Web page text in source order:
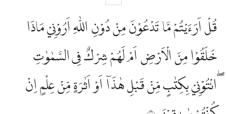
قُلْ اَرَءَيْتُمْ مَّا تَدْعُوْنَ مِنْ دُوْنِ اللّٰهِ اَرُوْنِيْ مَاذَا
خَلَقُوْا مِنَ الْاَرْضِ اَمْ لَهُمْ شِرْكٌ فِى السَّمٰوٰتِ
ۖائْتُوْنِيْ بِكِتٰبٍ مِّنْ قَبْلِ هٰذَآ اَوْ اَثٰرَةٍ مِّنْ عِلْمٍ اِنْ